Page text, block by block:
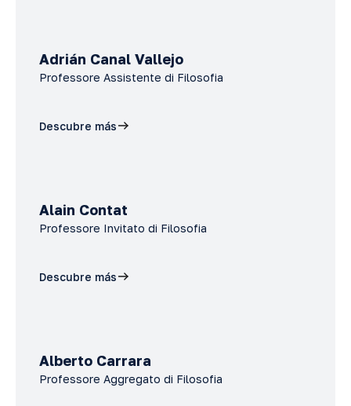
Adrián Canal Vallejo
Professore Assistente di Filosofia
Descubre más
Alain Contat
Professore Invitato di Filosofia
Descubre más
Alberto Carrara
Professore Aggregato di Filosofia